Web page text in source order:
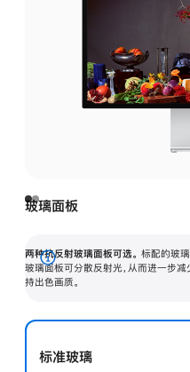
玻璃面板
两种抗反射玻璃面板可选。 标配的玻
玻璃面板可分散反射光，从而进一步
持出色画质。
展
开
标准玻璃